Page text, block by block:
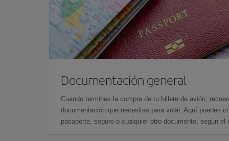
Documentación general
Cuando termines la compra de tu billete de avión,
documentación que necesitas para volar. Aquí puedes
pasaporte, seguro o cualquier otro documento, según